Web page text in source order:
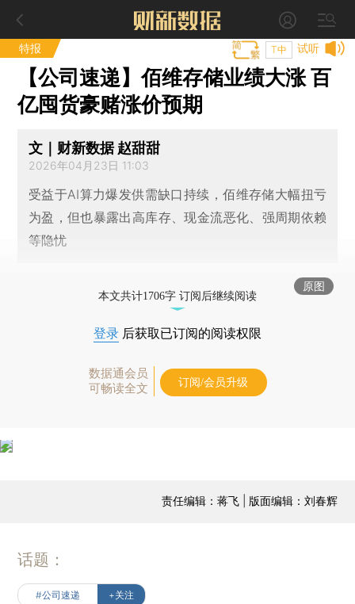
特报 试听
T中
【公司速递】佰维存储业绩大涨 百
亿囤货豪赌涨价预期
文｜财新数据 赵甜甜
2026年04月23日 11:03
受益于AI算力爆发供需缺口持续，佰维存储大幅扭亏
为盈，但也暴露出高库存、现金流恶化、强周期依赖
等隐忧
原图
本文共计1706字 订阅后继续阅读
登录 后获取已订阅的阅读权限
数据通会员
可畅读全文
订阅/会员升级
责任编辑：蒋飞 | 版面编辑：刘春辉
话题：
#公司速递 +关注